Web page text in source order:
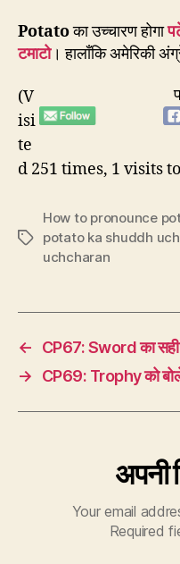
Potatoका उच्चारण होगा
टमाटो। हालाँकि अमेरिकी
(V
isi
te
d 251 times, 1 visits
Tags
How to pronounce
potato ka shuddh
uchcharan
←
CP67: Sword का सही
→
CP69: Trophy को
अपनी
Your email
Required